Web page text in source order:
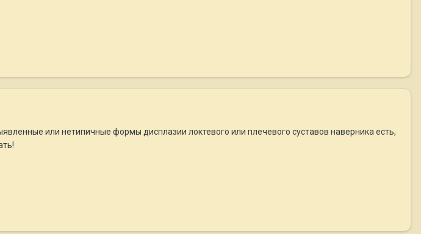
или нетипичные формы дисплазии локтевого или плечевого суставов наверника есть,